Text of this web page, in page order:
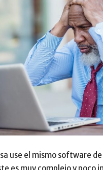
use el mismo software
es muy complejo y poco